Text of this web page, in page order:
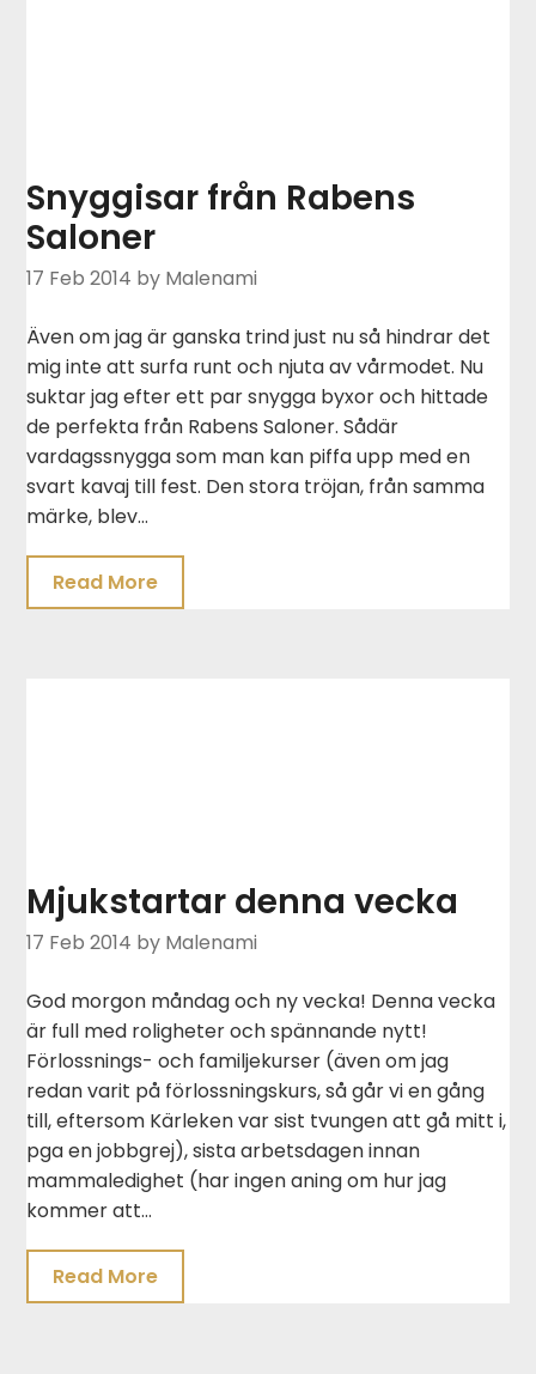
Snyggisar från Rabens
Saloner
17 Feb 2014 by Malenami
Även om jag är ganska trind just nu så hindrar det
mig inte att surfa runt och njuta av vårmodet. Nu
suktar jag efter ett par snygga byxor och hittade
de perfekta från Rabens Saloner. Sådär
vardagssnygga som man kan piffa upp med en
svart kavaj till fest. Den stora tröjan, från samma
märke, blev…
Read More
Mjukstartar denna vecka
17 Feb 2014 by Malenami
God morgon måndag och ny vecka! Denna vecka
är full med roligheter och spännande nytt!
Förlossnings- och familjekurser (även om jag
redan varit på förlossningskurs, så går vi en gång
till, eftersom Kärleken var sist tvungen att gå mitt i,
pga en jobbgrej), sista arbetsdagen innan
mammaledighet (har ingen aning om hur jag
kommer att…
Read More